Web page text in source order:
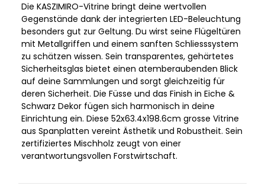
Die KASZIMIRO-Vitrine bringt deine wertvollen
Gegenstände dank der integrierten LED-Beleuchtung
besonders gut zur Geltung. Du wirst seine Flügeltüren
mit Metallgriffen und einem sanften Schliesssystem
zu schätzen wissen. Sein transparentes, gehärtetes
Sicherheitsglas bietet einen atemberaubenden Blick
auf deine Sammlungen und sorgt gleichzeitig für
deren Sicherheit. Die Füsse und das Finish in Eiche &
Schwarz Dekor fügen sich harmonisch in deine
Einrichtung ein. Diese 52x63.4x198.6cm grosse Vitrine
aus Spanplatten vereint Ästhetik und Robustheit. Sein
zertifiziertes Mischholz zeugt von einer
verantwortungsvollen Forstwirtschaft.